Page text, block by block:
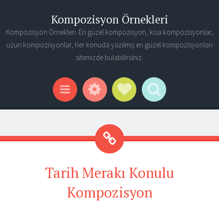
Kompozisyon Örnekleri
Kompozisyon Örnekleri. En güzel kompozisyon, kısa kompozisyonlar,
uzun kompozisyonlar, her konuda yazılmış en güzel kompozisyonları
sitemizde bulabilirsiniz.
Menu WidgetsSocial Links
Search
Tarih Merakı Konulu
Kompozisyon